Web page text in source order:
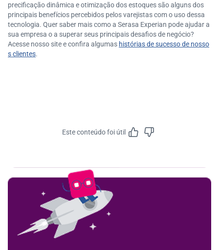
precificação dinâmica e otimização dos estoques são alguns dos
principais benefícios percebidos pelos varejistas com o uso dessa
tecnologia. Quer saber mais como a Serasa Experian pode ajudar a
sua empresa o a superar seus principais desafios de negócio?
Acesse nosso site e confira algumas histórias de sucesso de nosso
s clientes.
Este conteúdo foi útil